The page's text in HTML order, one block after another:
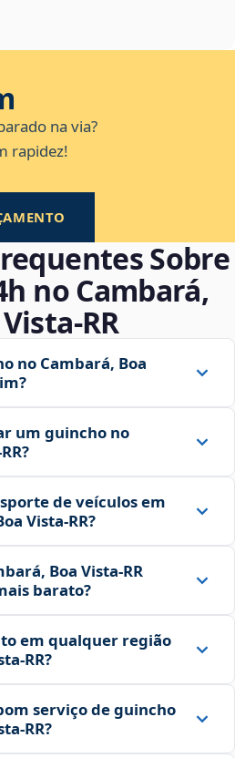
na via?
rapidez!
Sobre
no Cambará,
no Cambará, Boa
um guincho no
de veículos em
Vista‑RR?
Boa Vista‑RR
barato?
em qualquer região
serviço de guincho